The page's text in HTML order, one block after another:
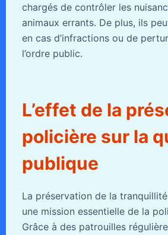
chargés de contrôler les
animaux errants. De plus, ils
en cas d’infractions ou de
l’ordre public.
L’effet de la
policière sur la
publique
La préservation de la
une mission essentielle de la
Grâce à des patrouilles